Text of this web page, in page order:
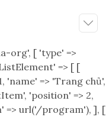
org', [ 'type' =>
=> [ [
'name' => 'Trang chủ',
'position' => 2,
=> url('/program'), ], [